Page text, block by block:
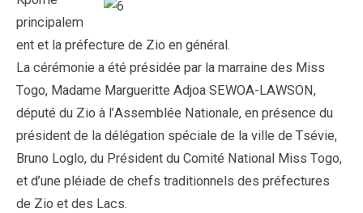
principalem
ent et la préfecture de Zio en général.
La cérémonie a été présidée par la marraine des Miss
Togo, Madame Margueritte Adjoa SEWOA-LAWSON,
député du Zio à l’Assemblée Nationale, en présence du
président de la délégation spéciale de la ville de Tsévie,
Bruno Loglo, du Président du Comité National Miss Togo,
et d’une pléiade de chefs traditionnels des préfectures
de Zio et des Lacs.